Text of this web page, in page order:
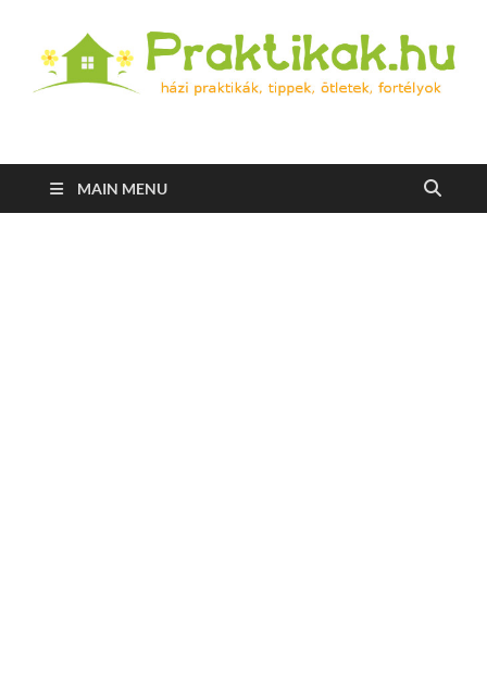
Praktikak.hu
MAIN MENU